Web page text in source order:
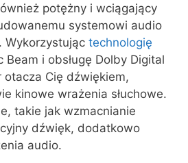
potężny i wciągający
systemowi audio
. Wykorzystując technologię
Beam i obsługę Dolby Digital
otacza Cię dźwiękiem,
kinowe wrażenia słuchowe.
takie jak wzmacnianie
dźwięk, dodatkowo
audio.